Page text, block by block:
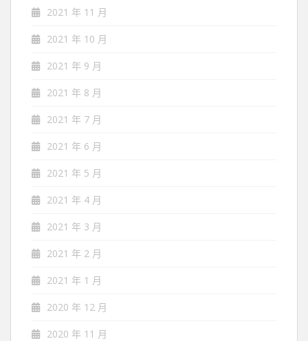
2021 年 11 月
2021 年 10 月
2021 年 9 月
2021 年 8 月
2021 年 7 月
2021 年 6 月
2021 年 5 月
2021 年 4 月
2021 年 3 月
2021 年 2 月
2021 年 1 月
2020 年 12 月
2020 年 11 月